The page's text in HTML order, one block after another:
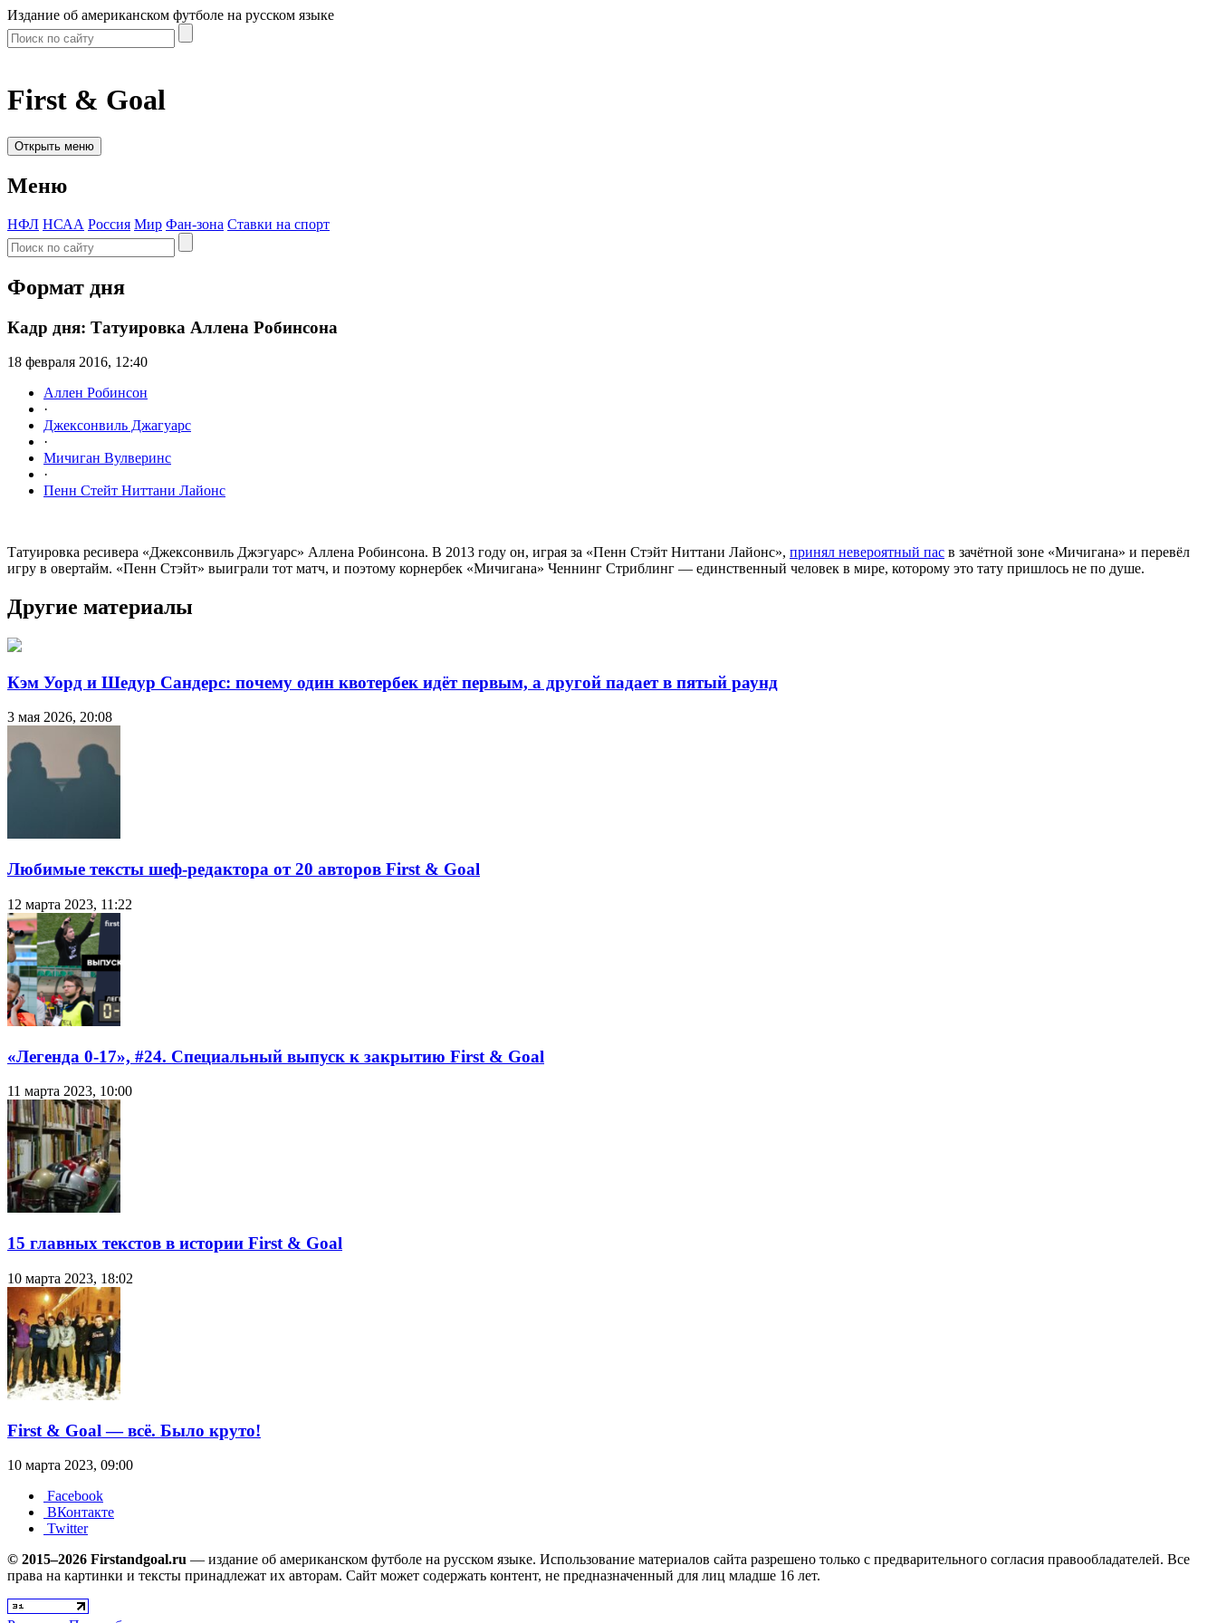
Издание об американском футболе на русском языке
First & Goal
Открыть меню
Меню
НФЛ НСАА Россия Мир Фан-зона Ставки на спорт
Формат дня
Кадр дня: Татуировка Аллена Робинсона
18 февраля 2016, 12:40
Аллен Робинсон
·
Джексонвиль Джагуарс
·
Мичиган Вулверинс
·
Пенн Стейт Ниттани Лайонс
Татуировка ресивера «Джексонвиль Джэгуарс» Аллена Робинсона. В 2013 году он, играя за «Пенн Стэйт Ниттани Лайонс», принял невероятный пас в зачётной зоне «Мичигана» и перевёл
игру в овертайм. «Пенн Стэйт» выиграли тот матч, и поэтому корнербек «Мичигана» Ченнинг Стриблинг — единственный человек в мире, которому это тату пришлось не по душе.
Другие материалы
Кэм Уорд и Шедур Сандерс: почему один квотербек идёт первым, а другой падает в пятый раунд
3 мая 2026, 20:08
Любимые тексты шеф-редактора от 20 авторов First & Goal
12 марта 2023, 11:22
«Легенда 0-17», #24. Специальный выпуск к закрытию First & Goal
11 марта 2023, 10:00
15 главных текстов в истории First & Goal
10 марта 2023, 18:02
First & Goal — всё. Было круто!
10 марта 2023, 09:00
Facebook
ВКонтакте
Twitter
© 2015–2026 Firstandgoal.ru — издание об американском футболе на русском языке. Использование материалов cайта разрешено только с предварительного согласия правообладателей. Все
права на картинки и тексты принадлежат их авторам. Сайт может содержать контент, не предназначенный для лиц младше 16 лет.